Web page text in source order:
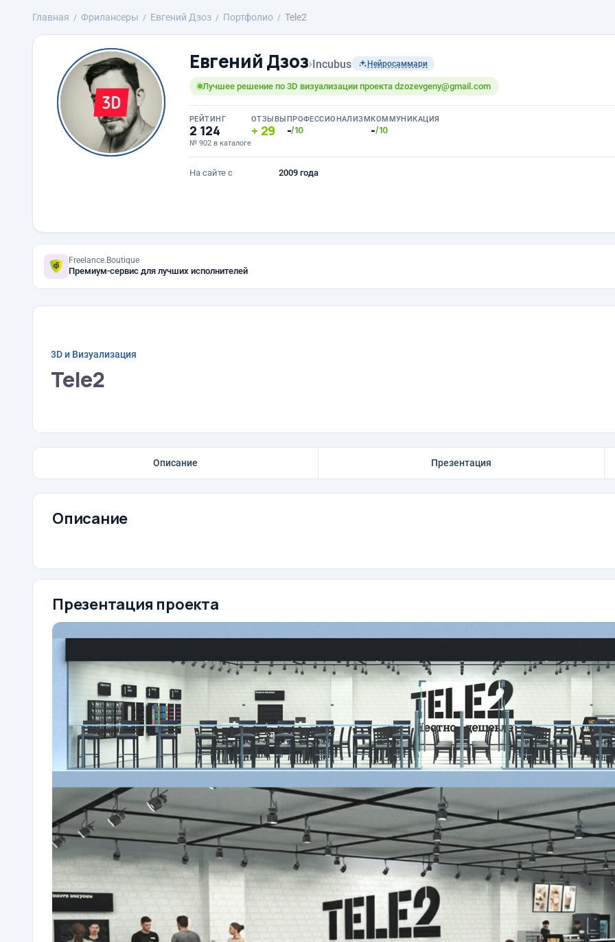
Главная Фрилансеры Евгений Дзоз Портфолио Tele2
Евгений Дзоз›Incubus Нейросаммари
Лучшее решение по 3D визуализации проекта dzozevgeny@gmail.com
РЕЙТИНГ
2 124
№ 902 в каталоге
ОТЗЫВЫ
29
ПРОФЕССИОНАЛИЗМ
-/10
КОММУНИКАЦИЯ
-/10
На сайте с 2009 года
Freelance.Boutique
Премиум-сервис для лучших исполнителей
3D и Визуализация
Tele2
Описание Презентация
Описание
Презентация проекта